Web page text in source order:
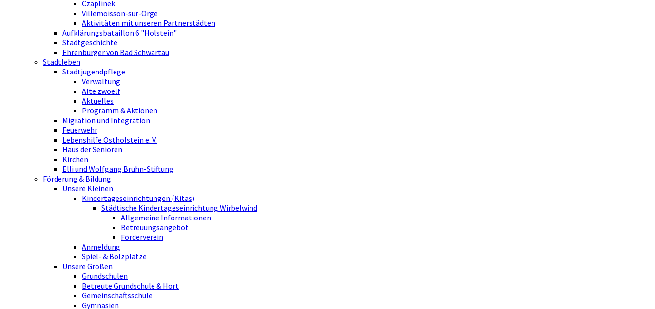
Czaplinek
Villemoisson-sur-Orge
Aktivitäten mit unseren Partnerstädten
Aufklärungsbataillon 6 "Holstein"
Stadtgeschichte
Ehrenbürger von Bad Schwartau
Stadtleben
Stadtjugendpflege
Verwaltung
Alte zwoelf
Aktuelles
Programm & Aktionen
Migration und Integration
Feuerwehr
Lebenshilfe Ostholstein e. V.
Haus der Senioren
Kirchen
Elli und Wolfgang Bruhn-Stiftung
Förderung & Bildung
Unsere Kleinen
Kindertageseinrichtungen (Kitas)
Städtische Kindertageseinrichtung Wirbelwind
Allgemeine Informationen
Betreuungsangebot
Förderverein
Anmeldung
Spiel- & Bolzplätze
Unsere Großen
Grundschulen
Betreute Grundschule & Hort
Gemeinschaftsschule
Gymnasien